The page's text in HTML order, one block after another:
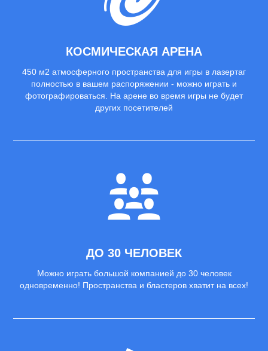
КОСМИЧЕСКАЯ АРЕНА
450 м2 атмосферного пространства для игры в лазертаг
полностью в вашем распоряжении - можно играть и
фотографироваться. На арене во время игры не будет
других посетителей
ДО 30 ЧЕЛОВЕК
Можно играть большой компанией до 30 человек
одновременно! Пространства и бластеров хватит на всех!